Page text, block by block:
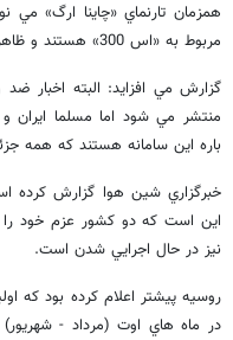
همزمان تارنماي «چاينا ارگ» مي
مربوط به «اس 300» هستند و ظاهرا اين محموله به زودي وارد ايران مي شود.
گزارش مي افزايد: البته اخبار
منتشر مي شود اما مسلما ايران
باره اين سامانه هستند كه همه
خبرگزاري شين هوا گزارش كرده
اين است كه دو كشور عزم خود را
نيز در حال اجرايي شدن است.
روسيه پيشتر اعلام كرده بود كه
در ماه هاي اوت (مرداد - شهريور)